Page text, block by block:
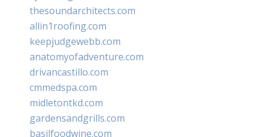
thesoundarchitects.com
allin1roofing.com
keepjudgewebb.com
anatomyofadventure.com
drivancastillo.com
cmmedspa.com
midletontkd.com
gardensandgrills.com
basilfoodwine.com